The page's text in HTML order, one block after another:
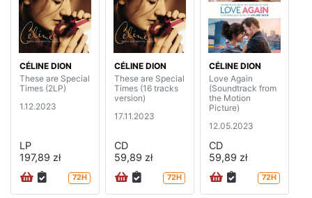
CÉLINE DION
These are Special
Times (2LP)
1.12.2023
LP
197,89 zł
72H
CÉLINE DION
These are Special
Times (16 tracks
version)
17.11.2023
CD
59,89 zł
72H
CÉLINE DION
Love Again
(Soundtrack from
the Motion
Picture)
12.05.2023
CD
59,89 zł
72H